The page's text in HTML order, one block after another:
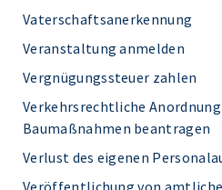
Vaterschaftsanerkennung
Veranstaltung anmelden
Vergnügungssteuer zahlen
Verkehrsrechtliche
Baumaßnahmen beantragen
Verlust des eigenen
Veröffentlichung von